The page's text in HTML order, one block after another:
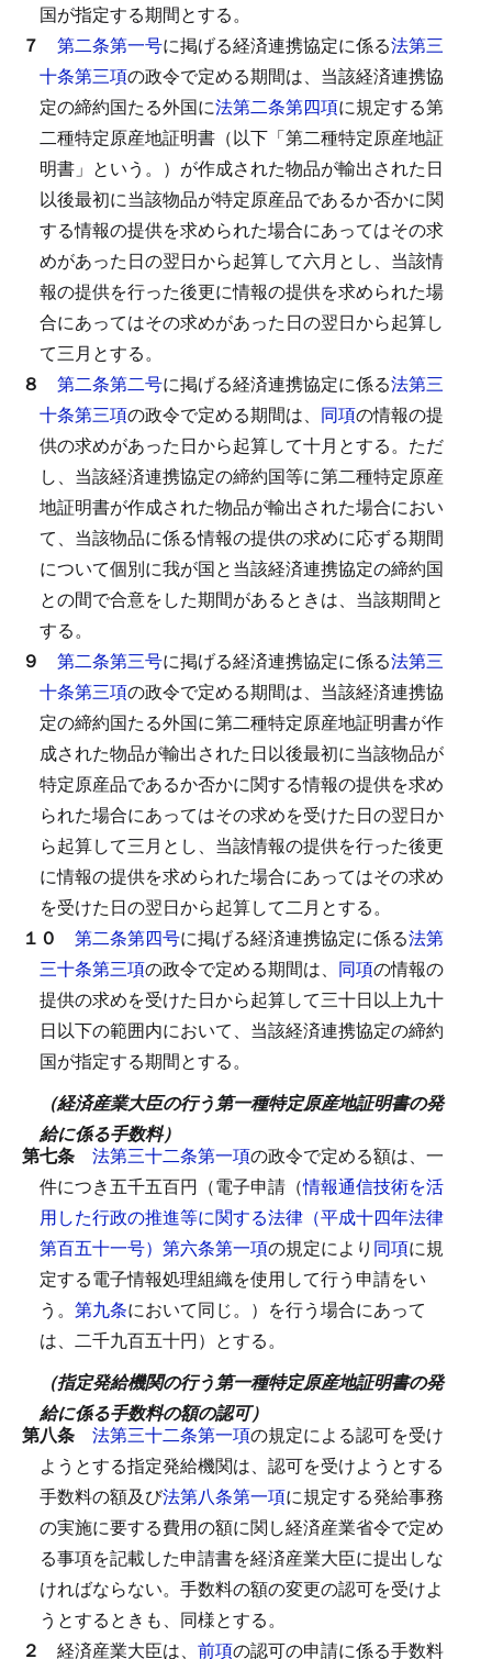
国が指定する期間とする。
７ 第二条第一号に掲げる経済連携協定に係る法第三
十条第三項の政令で定める期間は、当該経済連携協
定の締約国たる外国に法第二条第四項に規定する第
二種特定原産地証明書（以下「第二種特定原産地証
明書」という。）が作成された物品が輸出された日
以後最初に当該物品が特定原産品であるか否かに関
する情報の提供を求められた場合にあってはその求
めがあった日の翌日から起算して六月とし、当該情
報の提供を行った後更に情報の提供を求められた場
合にあってはその求めがあった日の翌日から起算し
て三月とする。
８ 第二条第二号に掲げる経済連携協定に係る法第三
十条第三項の政令で定める期間は、 同項の情報の提
供の求めがあった日から起算して十月とする。 ただ
し、当該経済連携協定の締約国等に第二種特定原産
地証明書が作成された物品が輸出された場合におい
て、当該物品に係る情報の提供の求めに応ずる期間
について個別に我が国と当該経済連携協定の締約国
との間で合意をした期間があるときは、当該期間と
する。
９ 第二条第三号に掲げる経済連携協定に係る法第三
十条第三項の政令で定める期間は、当該経済連携協
定の締約国たる外国に第二種特定原産地証明書が作
成された物品が輸出された日以後最初に当該物品が
特定原産品であるか否かに関する情報の提供を求め
られた場合にあってはその求めを受けた日の翌日か
ら起算して三月とし、当該情報の提供を行った後更
に情報の提供を求められた場合にあってはその求め
を受けた日の翌日から起算して二月とする。
１０ 第二条第四号に掲げる経済連携協定に係る法第
三十条第三項の政令で定める期間は、 同項の情報の
提供の求めを受けた日から起算して三十日以上九十
日以下の範囲内において、当該経済連携協定の締約
国が指定する期間とする。
（経済産業大臣の行う第一種特定原産地証明書の発
給に係る手数料）
第七条 法第三十二条第一項の政令で定める額は、一
件につき五千五百円（電子申請（情報通信技術を活
用した行政の推進等に関する法律（平成十四年法律
第百五十一号）第六条第一項の規定により 同項に規
定する電子情報処理組織を使用して行う申請をい
う。 第九条において同じ。）を行う場合にあって
は、二千九百五十円）とする。
（指定発給機関の行う第一種特定原産地証明書の発
給に係る手数料の額の認可）
第八条 法第三十二条第一項の規定による認可を受け
ようとする指定発給機関は、認可を受けようとする
手数料の額及び法第八条第一項に規定する発給事務
の実施に要する費用の額に関し経済産業省令で定め
る事項を記載した申請書を経済産業大臣に提出しな
ければならない。 手数料の額の変更の認可を受けよ
うとするときも、同様とする。
２ 経済産業大臣は、 前項の認可の申請に係る手数料